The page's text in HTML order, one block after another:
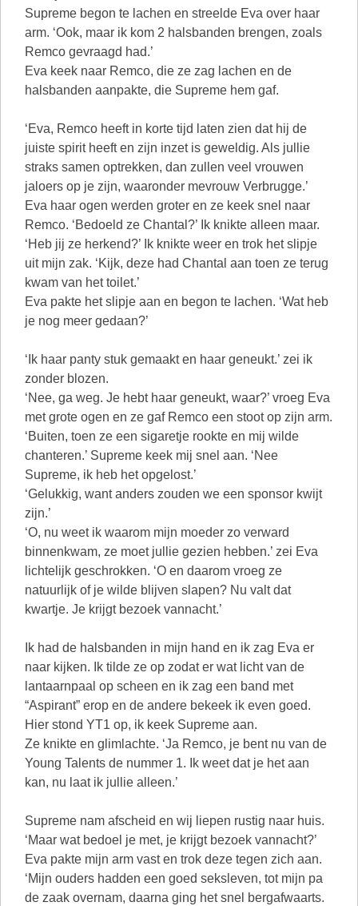
Supreme begon te lachen en streelde Eva over haar
arm. ‘Ook, maar ik kom 2 halsbanden brengen, zoals
Remco gevraagd had.’
Eva keek naar Remco, die ze zag lachen en de
halsbanden aanpakte, die Supreme hem gaf.
‘Eva, Remco heeft in korte tijd laten zien dat hij de
juiste spirit heeft en zijn inzet is geweldig. Als jullie
straks samen optrekken, dan zullen veel vrouwen
jaloers op je zijn, waaronder mevrouw Verbrugge.’
Eva haar ogen werden groter en ze keek snel naar
Remco. ‘Bedoeld ze Chantal?’ Ik knikte alleen maar.
‘Heb jij ze herkend?’ Ik knikte weer en trok het slipje
uit mijn zak. ‘Kijk, deze had Chantal aan toen ze terug
kwam van het toilet.’
Eva pakte het slipje aan en begon te lachen. ‘Wat heb
je nog meer gedaan?’
‘Ik haar panty stuk gemaakt en haar geneukt.’ zei ik
zonder blozen.
‘Nee, ga weg. Je hebt haar geneukt, waar?’ vroeg Eva
met grote ogen en ze gaf Remco een stoot op zijn arm.
‘Buiten, toen ze een sigaretje rookte en mij wilde
chanteren.’ Supreme keek mij snel aan. ‘Nee
Supreme, ik heb het opgelost.’
‘Gelukkig, want anders zouden we een sponsor kwijt
zijn.’
‘O, nu weet ik waarom mijn moeder zo verward
binnenkwam, ze moet jullie gezien hebben.’ zei Eva
lichtelijk geschrokken. ‘O en daarom vroeg ze
natuurlijk of je wilde blijven slapen? Nu valt dat
kwartje. Je krijgt bezoek vannacht.’
Ik had de halsbanden in mijn hand en ik zag Eva er
naar kijken. Ik tilde ze op zodat er wat licht van de
lantaarnpaal op scheen en ik zag een band met
“Aspirant” erop en de andere bekeek ik even goed.
Hier stond YT1 op, ik keek Supreme aan.
Ze knikte en glimlachte. ‘Ja Remco, je bent nu van de
Young Talents de nummer 1. Ik weet dat je het aan
kan, nu laat ik jullie alleen.’
Supreme nam afscheid en wij liepen rustig naar huis.
‘Maar wat bedoel je met, je krijgt bezoek vannacht?’
Eva pakte mijn arm vast en trok deze tegen zich aan.
‘Mijn ouders hadden een goed seksleven, tot mijn pa
de zaak overnam, daarna ging het snel bergafwaarts.